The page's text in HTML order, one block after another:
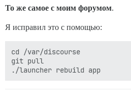
То же самое с моим форумом.
Я исправил это с помощью:
cd /var/discourse
git pull